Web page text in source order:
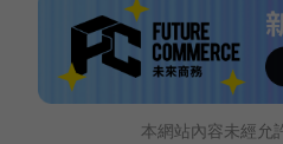
本網站內容未經允